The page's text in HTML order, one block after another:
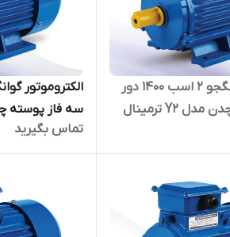
الکتروموتور گوانگجو 2 اسب 1400 دور
سه فاز پوسته چدن مدل Y2 ترمینال
بالا
تماس بگیرید